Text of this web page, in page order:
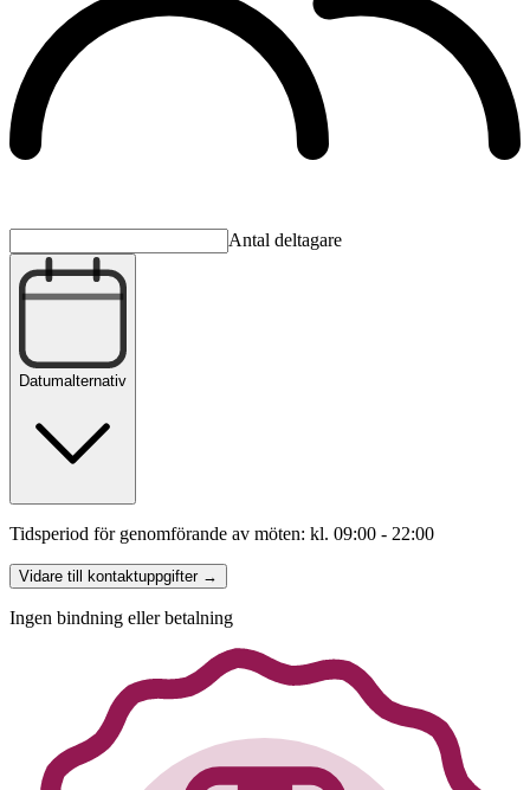
Antal deltagare
Datumalternativ
Tidsperiod för genomförande av möten: kl. 09:00 - 22:00
Vidare till kontaktuppgifter →
Ingen bindning eller betalning